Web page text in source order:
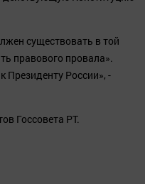
существовать в той
правового провала».
России», -
Госсовета РТ.